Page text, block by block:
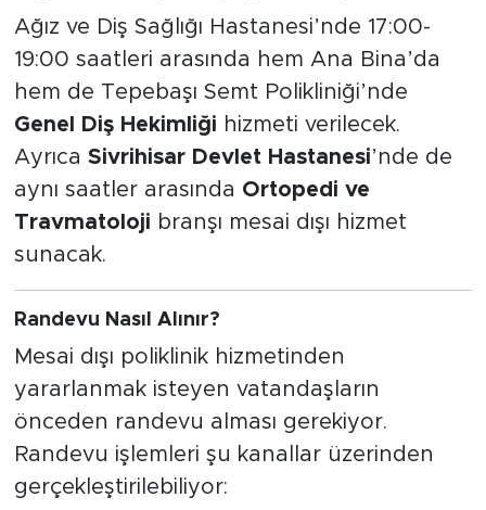
Ağız ve Diş Sağlığı Hastanesi’nde 17:00-
19:00 saatleri arasında hem Ana Bina’da
hem de Tepebaşı Semt Polikliniği’nde
Genel Diş Hekimliği hizmeti verilecek.
Ayrıca Sivrihisar Devlet Hastanesi’nde de
aynı saatler arasında Ortopedi ve
Travmatoloji branşı mesai dışı hizmet
sunacak.
Randevu Nasıl Alınır?
Mesai dışı poliklinik hizmetinden
yararlanmak isteyen vatandaşların
önceden randevu alması gerekiyor.
Randevu işlemleri şu kanallar üzerinden
gerçekleştirilebiliyor: